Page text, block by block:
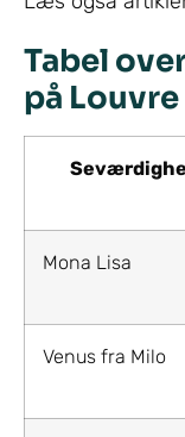
Tabel
på Louvre
Mona Lisa
Venus fra Milo